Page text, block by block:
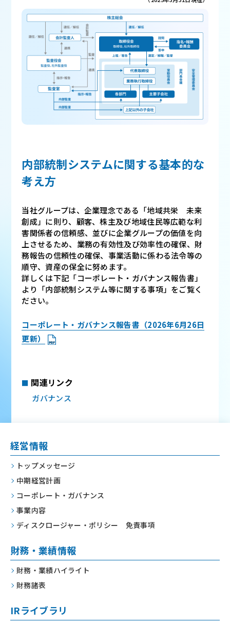
内部統制システムに関する基本的な
考え方
当社グループは、企業理念である「地域共栄 未来
創成」に則り、顧客、株主及び地域住民等広範な利
害関係者の信頼感、並びに企業グループの価値を向
上させるため、業務の有効性及び効率性の確保、財
務報告の信頼性の確保、事業活動に係わる法令等の
順守、資産の保全に努めます。
詳しくは下記「コーポレート・ガバナンス報告書」
より「内部統制システム等に関する事項」をご覧く
ださい。
コーポレート・ガバナンス報告書（2026年6月26日
更新）
関連リンク
ガバナンス
経営情報
トップメッセージ
中期経営計画
コーポレート・ ガバナンス
事業内容
ディスクロージャー・ポリシー 免責事項
財務・業績情報
財務・業績ハイライト
財務諸表
IRライブラリ